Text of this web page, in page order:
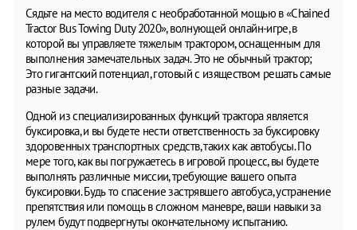
Сядьте на место водителя с необработанной мощью в «Chained
Tractor Bus Towing Duty 2020», волнующей онлайн-игре, в
которой вы управляете тяжелым трактором, оснащенным для
выполнения замечательных задач. Это не обычный трактор;
Это гигантский потенциал, готовый с изяществом решать самые
разные задачи.
Одной из специализированных функций трактора является
буксировка, и вы будете нести ответственность за буксировку
здоровенных транспортных средств, таких как автобусы. По
мере того, как вы погружаетесь в игровой процесс, вы будете
выполнять различные миссии, требующие вашего опыта
буксировки. Будь то спасение застрявшего автобуса, устранение
препятствия или помощь в сложном маневре, ваши навыки за
рулем будут подвергнуты окончательному испытанию.